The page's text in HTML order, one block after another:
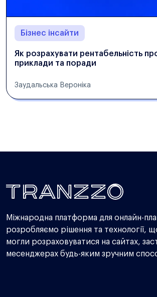
Бізнес інсайти
Як розрахувати рентабельність
приклади та поради
Заудальська Вероніка
Міжнародна платформа для онлайн-
розробляємо рішення та технології,
могли розраховуватися на сайтах,
месенджерах будь-яким зручним